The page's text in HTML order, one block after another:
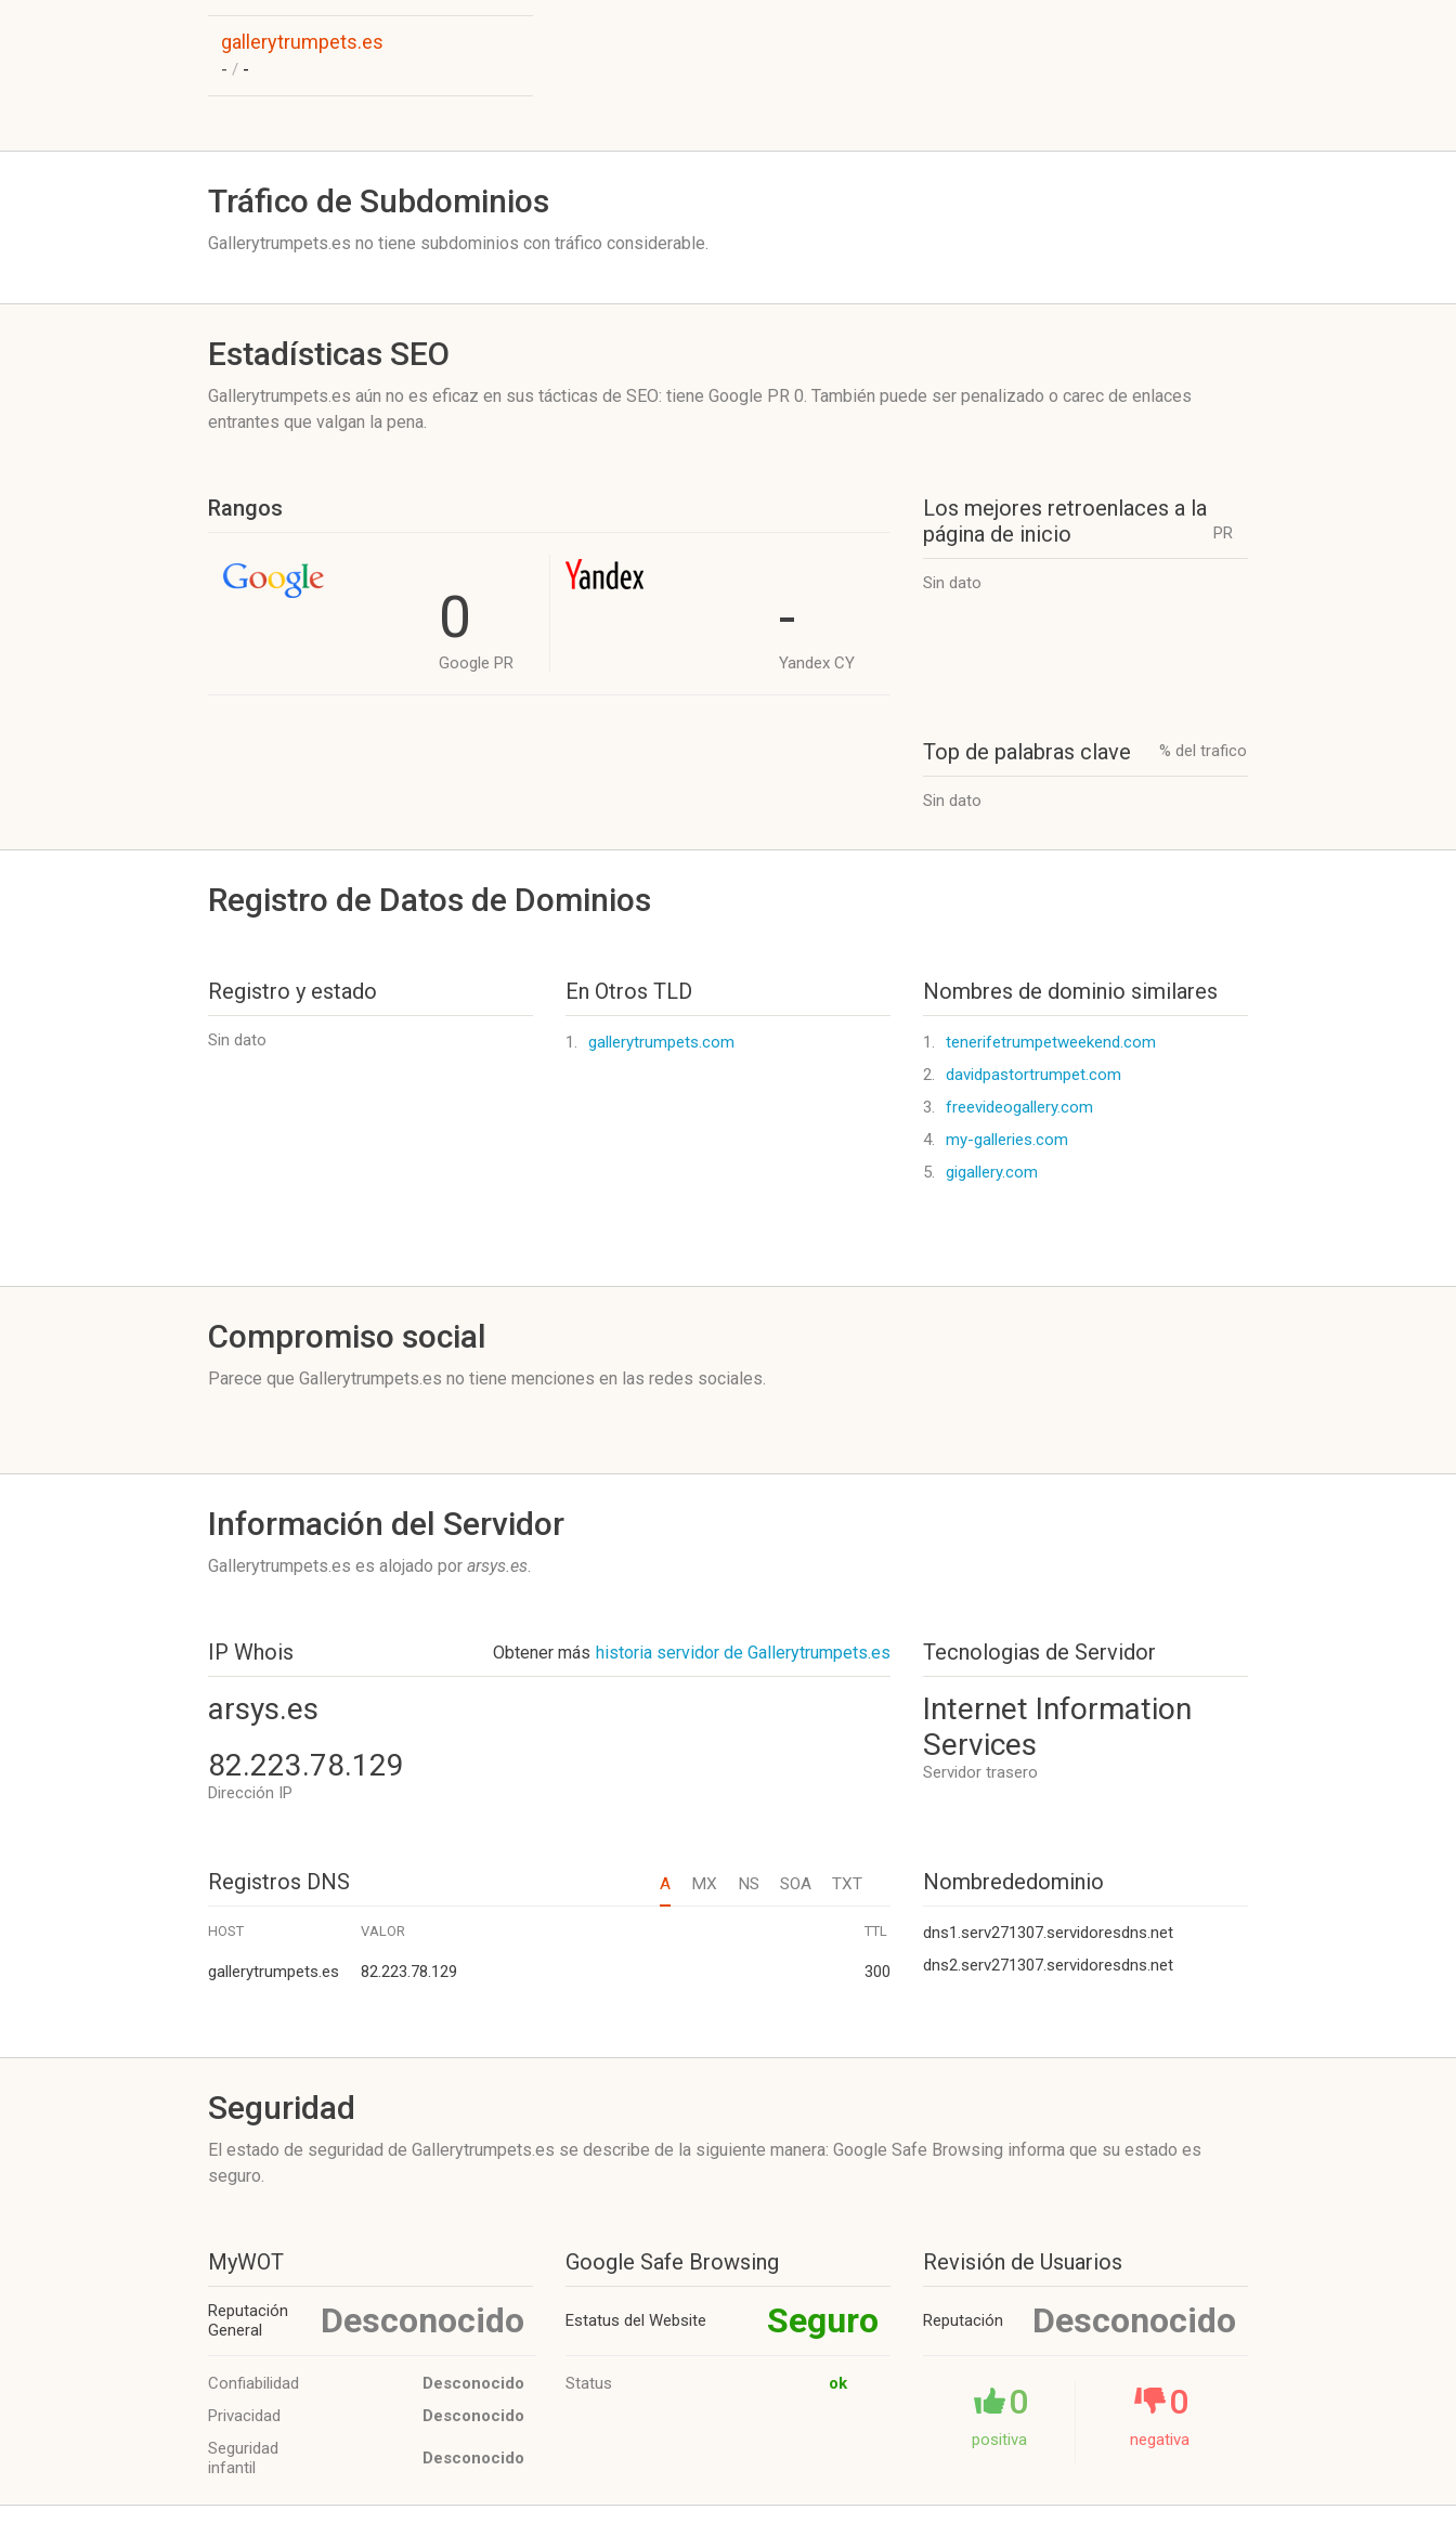
gallerytrumpets.es
- / -
Tráfico de Subdominios
Gallerytrumpets.es no tiene subdominios con tráfico considerable.
Estadísticas SEO
Gallerytrumpets.es aún no es eficaz en sus tácticas de SEO: tiene Google PR 0. También puede ser penalizado o carec de enlaces
entrantes que valgan la pena.
Rangos
0
Google PR
-
Yandex CY
Los mejores retroenlaces a la
página de inicio
PR
Sin dato
Top de palabras clave % del trafico
Sin dato
Registro de Datos de Dominios
Registro y estado
Sin dato
En Otros TLD
1. gallerytrumpets.com
Nombres de dominio similares
1.
tenerifetrumpetweekend.com
2.
davidpastortrumpet.com
3.
freevideogallery.com
4.
my-galleries.com
5.
gigallery.com
Compromiso social
Parece que Gallerytrumpets.es no tiene menciones en las redes sociales.
Información del Servidor
Gallerytrumpets.es es alojado por arsys.es.
IP Whois Obtener más historia servidor de Gallerytrumpets.es
arsys.es
82.223.78.129
Dirección IP
Tecnologias de Servidor
Internet Information
Services
Servidor trasero
Registros DNS A MX NS SOA TXT Nombrededominio
dns1.serv271307.servidoresdns.net
dns2.serv271307.servidoresdns.net
HOST VALOR TTL
gallerytrumpets.es 82.223.78.129 300
Seguridad
El estado de seguridad de Gallerytrumpets.es se describe de la siguiente manera: Google Safe Browsing informa que su estado es
seguro.
MyWOT
Reputación
General
Desconocido
Confiabilidad
Desconocido
Privacidad
Desconocido
Seguridad
infantil
Desconocido
Google Safe Browsing
Estatus del Website Seguro
Status ok
Revisión de Usuarios
Reputación
Desconocido
0
positiva
0
negativa